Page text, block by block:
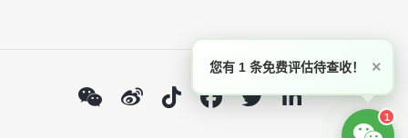
×
您有 1 条免费评估待查收！
1